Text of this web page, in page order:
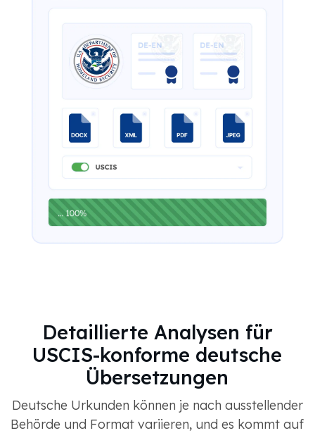
Detaillierte Analysen für
USCIS-konforme deutsche
Übersetzungen
Deutsche Urkunden können je nach ausstellender
Behörde und Format variieren, und es kommt auf